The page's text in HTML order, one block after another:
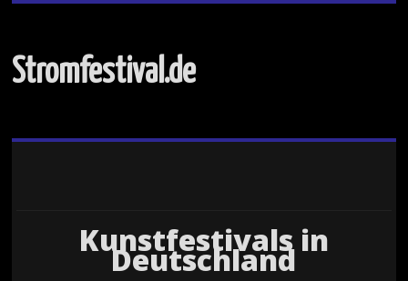
Stromfestival.de
Kunstfestivals in
Deutschland